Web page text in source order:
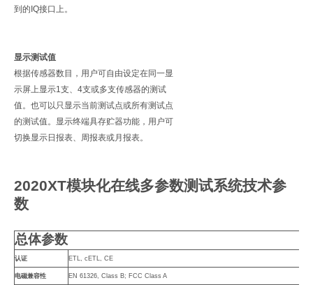
到的IQ接口上。
显示测试值
根据传感器数目，用户可自由设定在同一显
示屏上显示1 支、 4支或多支传感器的测试
值。也可以只显示当前测试点或所有测试点
的测试值。显示终端具存贮器功能，用户可
切换显示日报表、周报表或月报表。
2020XT模块化在线多参数测试系统技术参
数
总体参数
认证 ETL, cETL, CE
电磁兼容性 EN 61326, Class B; FCC Class A